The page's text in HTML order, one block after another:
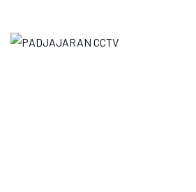
content